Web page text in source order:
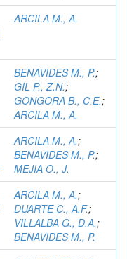
ARCILA M., A.
BENAVIDES M., P.;
GIL P., Z.N.;
GONGORA B., C.E.;
ARCILA M., A.
ARCILA M., A.;
BENAVIDES M., P.;
MEJIA O., J.
ARCILA M., A.;
DUARTE C., A.F.;
VILLALBA G., D.A.;
BENAVIDES M., P.